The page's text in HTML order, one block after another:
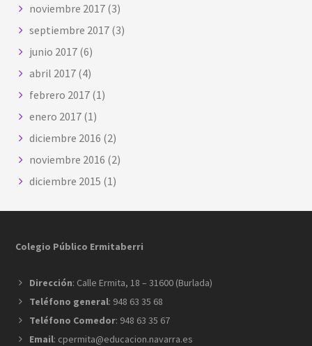
noviembre 2017 (3)
septiembre 2017 (3)
junio 2017 (6)
abril 2017 (4)
febrero 2017 (1)
enero 2017 (1)
diciembre 2016 (2)
noviembre 2016 (2)
diciembre 2015 (1)
Footer
Colegio Público Ermitaberri
Dirección: Calle Ermita, 18 – 31600 (Burlada)
Teléfono general: 948 63 35 68
Teléfono Comedor: 948 63 35 67
Email: cpermita@educacion.navarra.es